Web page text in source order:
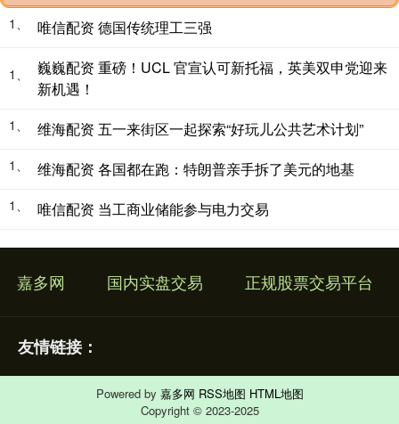
1、 唯信配资 德国传统理工三强
1、
巍巍配资 重磅！UCL 官宣认可新托福，英美双申党迎来
新机遇！
1、 维海配资 五一来街区一起探索“好玩儿公共艺术计划”
1、 维海配资 各国都在跑：特朗普亲手拆了美元的地基
1、 唯信配资 当工商业储能参与电力交易
嘉多网 国内实盘交易 正规股票交易平台
友情链接：
Powered by 嘉多网 RSS地图 HTML地图
Copyright © 2023-2025